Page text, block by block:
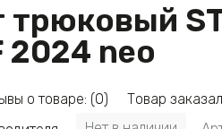
трюковый
2024 neo
о товаре: (0)
Товар